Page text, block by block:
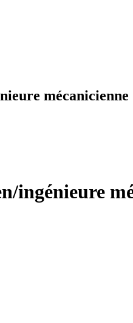
mécanicienne
ingénieure